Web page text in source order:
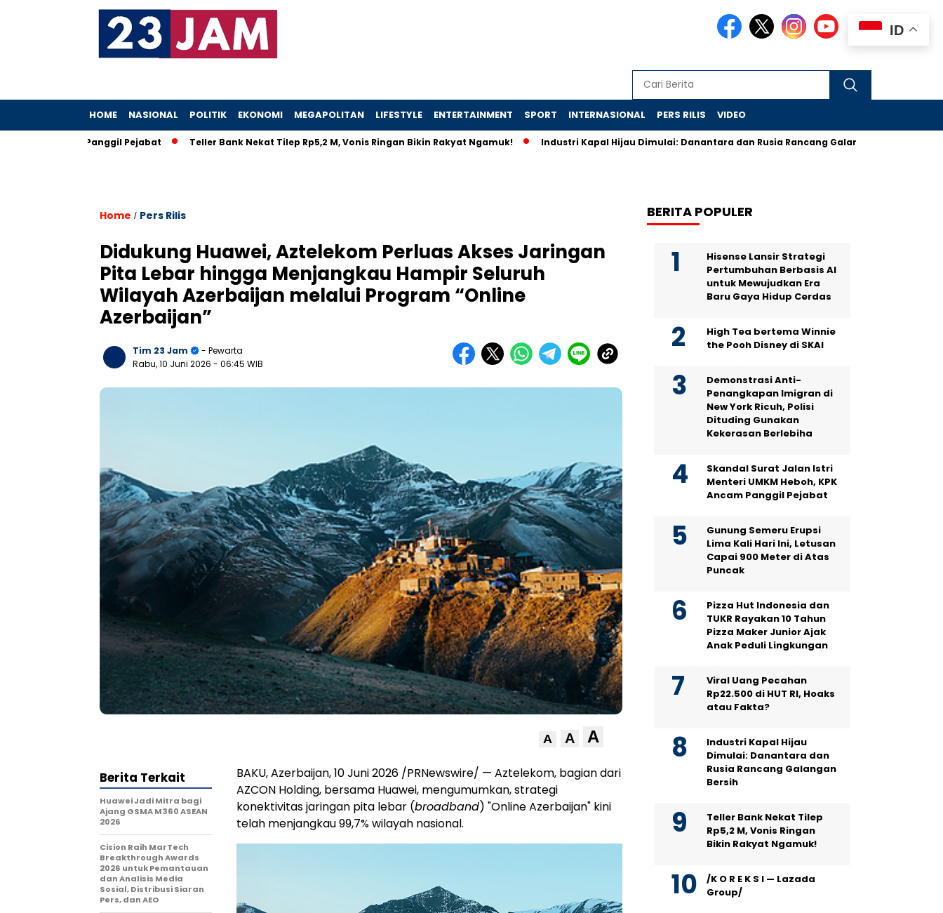
HOME NASIONAL POLITIK EKONOMI MEGAPOLITAN LIFESTYLE ENTERTAINMENT SPORT INTERNASIONAL PERS RILIS VIDEO
Ancam Panggil Pejabat Teller Bank Nekat Tilep Rp5,2 M, Vonis Ringan Bikin Rakyat Ngamuk! Industri Kapal Hijau Dimulai: Danantara dan Rusia Rancang Galangan Bersih
Home / Pers Rilis
Didukung Huawei, Aztelekom Perluas Akses Jaringan
Pita Lebar hingga Menjangkau Hampir Seluruh
Wilayah Azerbaijan melalui Program “Online
Azerbaijan”
Tim 23 Jam
- Pewarta
Rabu, 10 Juni 2026 - 06:45 WIB
A A A
BAKU, Azerbaijan,10 Juni 2026 /PRNewswire/ — Aztelekom, bagian dari
AZCON Holding, bersama Huawei, mengumumkan, strategi
konektivitas jaringan pita lebar (broadband) "Online Azerbaijan" kini
telah menjangkau 99,7% wilayah nasional.
Berita Terkait
Huawei Jadi Mitra bagi
Ajang GSMA M360 ASEAN
2026
Cision Raih MarTech
Breakthrough Awards
2026 untuk Pemantauan
dan Analisis Media
Sosial, Distribusi Siaran
Pers, dan AEO
BERITA POPULER
Hisense Lansir Strategi
Pertumbuhan Berbasis AI
untuk Mewujudkan Era
Baru Gaya Hidup Cerdas
High Tea bertema Winnie
the Pooh Disney di SKAI
Demonstrasi Anti-
Penangkapan Imigran di
New York Ricuh, Polisi
Dituding Gunakan
Kekerasan Berlebiha
Skandal Surat Jalan Istri
Menteri UMKM Heboh, KPK
Ancam Panggil Pejabat
Gunung Semeru Erupsi
Lima Kali Hari Ini, Letusan
Capai 900 Meter di Atas
Puncak
Pizza Hut Indonesia dan
TUKR Rayakan 10 Tahun
Pizza Maker Junior Ajak
Anak Peduli Lingkungan
Viral Uang Pecahan
Rp22.500 di HUT RI, Hoaks
atau Fakta?
Industri Kapal Hijau
Dimulai: Danantara dan
Rusia Rancang Galangan
Bersih
Teller Bank Nekat Tilep
Rp5,2 M, Vonis Ringan
Bikin Rakyat Ngamuk!
/K O R E K S I — Lazada
Group/
ID